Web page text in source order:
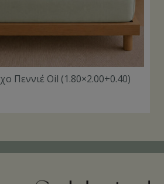
Πεννιέ Oil (1.80×2.00+0.40)